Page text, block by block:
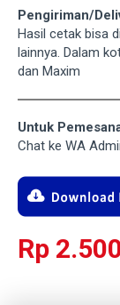
Pengiriman/
Hasil cetak bisa
lainnya. Dalam
dan Maxim
Untuk
Chat ke WA
Rp